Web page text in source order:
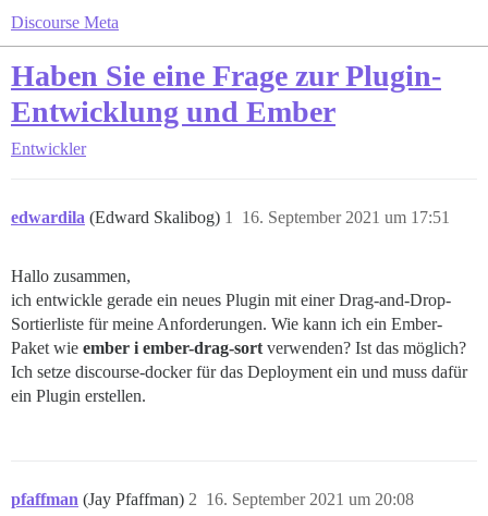
Discourse Meta
Haben Sie eine Frage zur Plugin-
Entwicklung und Ember
Entwickler
edwardila (Edward Skalibog) 16. September 2021 um 17:51
1
Hallo zusammen,
ich entwickle gerade ein neues Plugin mit einer Drag-and-Drop-
Sortierliste für meine Anforderungen. Wie kann ich ein Ember-
Paket wie ember i ember-drag-sort verwenden? Ist das möglich?
Ich setze discourse-docker für das Deployment ein und muss dafür
ein Plugin erstellen.
pfaffman (Jay Pfaffman) 16. September 2021 um 20:08
2